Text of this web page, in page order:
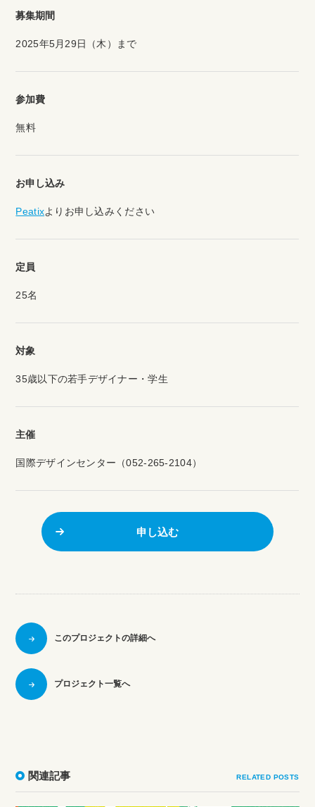
募集期間
2025年5月29日（木）まで
参加費
無料
お申し込み
Peatixよりお申し込みください
定員
25名
対象
35歳以下の若手デザイナー・学生
主催
国際デザインセンター（052-265-2104）
申し込む
このプロジェクトの詳細へ
プロジェクト一覧へ
関連記事 RELATED POSTS